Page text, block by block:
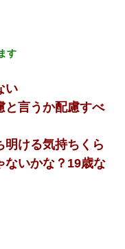
す
い
と言うか配慮すべ
明ける気持ちくら
ないかな？19歳な